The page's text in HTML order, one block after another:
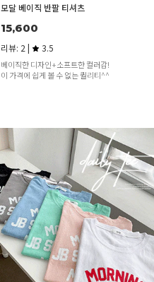
모달 베이직 반팔 티셔츠
15,600
리뷰: 2 | 3.5
베이직한 디자인+소프트한 컬러감!
이 가격에 쉽게 볼 수 없는 퀄리티^^